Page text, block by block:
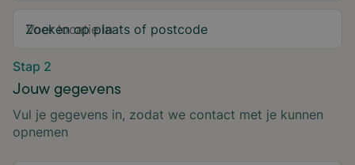
Zoeken op plaats of postcode
Stap 2
Jouw gegevens
Vul je gegevens in, zodat we contact met je kunnen
opnemen